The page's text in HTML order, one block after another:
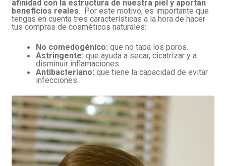
afinidad con la estructura de nuestra piel y aportan
beneficios reales. Por este motivo, es importante que
tengas en cuenta tres características a la hora de hacer
tus compras de cosméticos naturales:
No comedogénico: que no tapa los poros.
Astringente: que ayuda a secar, cicatrizar y a
disminuir inflamaciones.
Antibacteriano: que tiene la capacidad de evitar
infecciones.